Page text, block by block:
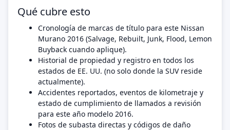
Qué cubre esto
Cronología de marcas de título para este Nissan
Murano 2016 (Salvage, Rebuilt, Junk, Flood, Lemon
Buyback cuando aplique).
Historial de propiedad y registro en todos los
estados de EE. UU. (no solo donde la SUV reside
actualmente).
Accidentes reportados, eventos de kilometraje y
estado de cumplimiento de llamados a revisión
para este año modelo 2016.
Fotos de subasta directas y códigos de daño